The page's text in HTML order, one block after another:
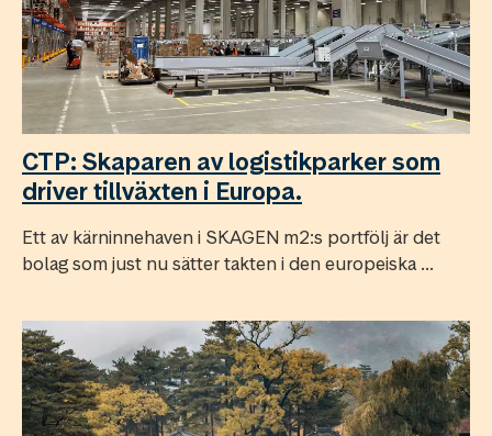
CTP: Skaparen av logistikparker som
driver tillväxten i Europa.
Ett av kärninnehaven i SKAGEN m2:s portfölj är det
bolag som just nu sätter takten i den europeiska ...